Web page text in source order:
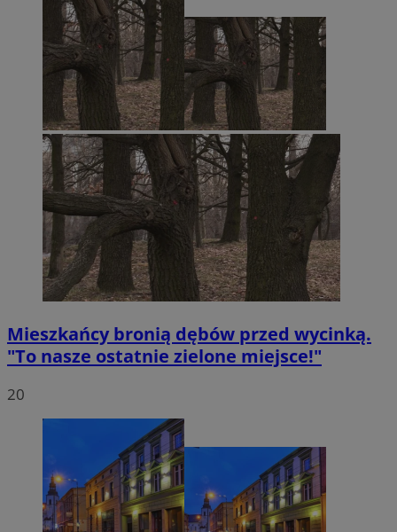
Mieszkańcy bronią dębów przed wycinką.
"To nasze ostatnie zielone miejsce!"
20